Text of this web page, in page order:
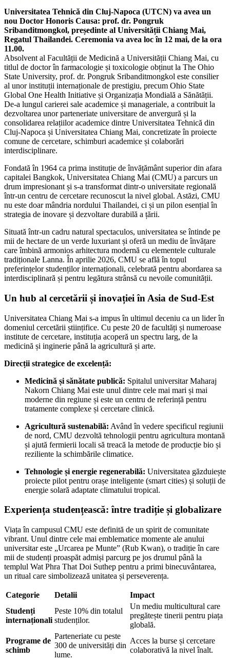
Universitatea Tehnică din Cluj-Napoca (UTCN) va avea un
nou Doctor Honoris Causa: prof. dr. Pongruk
Sribanditmongkol, președinte al Universității Chiang Mai,
Regatul Thailandei. Ceremonia va avea loc în 12 mai, de la ora
11.00.
Absolvent al Facultății de Medicină a Universității Chiang Mai, cu
titlul de doctor în farmacologie și toxicologie obținut la The Ohio
State University, prof. dr. Pongruk Sribanditmongkol este consilier
al unor instituții internaționale de prestigiu, precum Ohio State
Global One Health Initiative și Organizația Mondială a Sănătății.
De-a lungul carierei sale academice și manageriale, a contribuit la
dezvoltarea unor parteneriate universitare de anvergură și la
consolidarea relațiilor academice dintre Universitatea Tehnică din
Cluj-Napoca și Universitatea Chiang Mai, concretizate în proiecte
comune de cercetare, schimburi academice și colaborări
interdisciplinare.
Fondată în 1964 ca prima instituție de învățământ superior din afara
capitalei Bangkok, Universitatea Chiang Mai (CMU) a parcurs un
drum impresionant și s-a transformat dintr-o universitate regională
într-un centru de cercetare recunoscut la nivel global. Astăzi, CMU
nu este doar mândria nordului Thailandei, ci și un pilon esențial în
strategia de inovare și dezvoltare durabilă a țării.
Situată într-un cadru natural spectaculos, universitatea se întinde pe
mii de hectare de un verde luxuriant și oferă un mediu de învățare
care îmbină armonios arhitectura modernă cu elementele culturale
tradiționale Lanna. În aprilie 2026, CMU se află în topul
preferințelor studenților internaționali, celebrată pentru abordarea sa
interdisciplinară și pentru legătura strânsă cu nevoile comunității.
Un hub al cercetării și inovației în Asia de Sud-Est
Universitatea Chiang Mai s-a impus în ultimul deceniu ca un lider în
domeniul cercetării științifice. Cu peste 20 de facultăți și numeroase
institute de cercetare, instituția acoperă un spectru larg, de la
medicină și inginerie până la agricultură și arte.
Direcții strategice de excelență:
Medicină și sănătate publică: Spitalul universitar Maharaj
Nakorn Chiang Mai este unul dintre cele mai mari și mai
moderne din regiune și este un centru de referință pentru
tratamente complexe și cercetare clinică.
Agricultură sustenabilă: Având în vedere specificul regiunii
de nord, CMU dezvoltă tehnologii pentru agricultura montană
și ajută fermierii locali să treacă la metode de producție bio și
reziliente la schimbările climatice.
Tehnologie și energie regenerabilă: Universitatea găzduiește
proiecte pilot pentru orașe inteligente (smart cities) și soluții de
energie solară adaptate climatului tropical.
Experiența studențească: între tradiție și globalizare
Viața în campusul CMU este definită de un spirit de comunitate
vibrant. Unul dintre cele mai emblematice momente ale anului
universitar este „Urcarea pe Munte” (Rub Kwan), o tradiție în care
mii de studenți proaspăt admiși parcurg pe jos drumul până la
templul Wat Phra That Doi Suthep pentru a primi binecuvântarea,
un ritual care simbolizează unitatea și perseverența.
Categorie Detalii
Impact
Studenți
internaționali
Peste 10% din totalul
studenților.
Un mediu multicultural care
pregătește tinerii pentru piața
globală.
Programe de
schimb
Parteneriate cu peste
300 de universități din
lume.
Acces la burse și cercetare
colaborativă la nivel înalt.